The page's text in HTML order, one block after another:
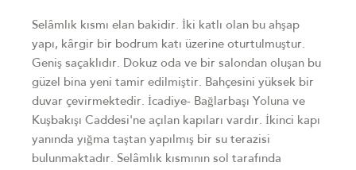
Selâmlık kısmı elan bakidir. İki katlı olan bu ahşap
yapı, kârgir bir bodrum katı üzerine oturtulmuştur.
Geniş saçaklıdır. Dokuz oda ve bir salondan oluşan bu
güzel bina yeni tamir edilmiştir. Bahçesini yüksek bir
duvar çevirmektedir. İcadiye- Bağlarbaşı Yoluna ve
Kuşbakışı Caddesi'ne açılan kapıları vardır. İkinci kapı
yanında yığma taştan yapılmış bir su terazisi
bulunmaktadır. Selâmlık kısmının sol tarafında